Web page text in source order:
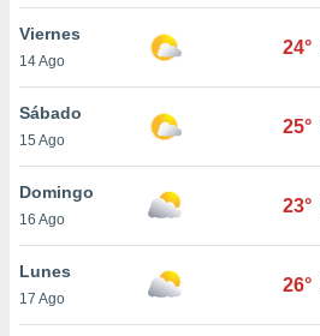
sitio
En
sean
el sitio
ni para
o
Viernes
14 Ago
24°
Sábado
15 Ago
25°
Domingo
16 Ago
23°
Lunes
17 Ago
26°